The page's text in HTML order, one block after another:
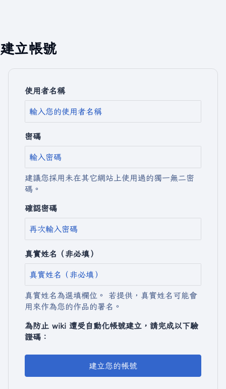
建立帳號
使用者名稱
密碼
建議您採用未在其它網站上使用過的獨一無二密
碼。
確認密碼
真實姓名（非必填）
真實姓名為選填欄位。 若提供，真實姓名可能會
用來作為您的作品的署名。
為防止 wiki 遭受自動化帳號建立，請完成以下驗
證碼：
建立您的帳號